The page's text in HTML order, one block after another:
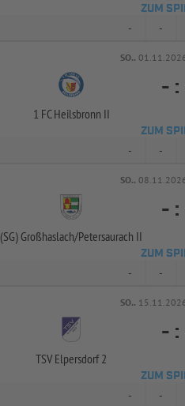
ZUM
- -
SO..
1 FC Heilsbronn II
- :
ZUM
- -
SO..
(SG) Großhaslach/Petersaurach II
- :
ZUM
- -
SO..
TSV Elpersdorf 2
- :
ZUM
- -